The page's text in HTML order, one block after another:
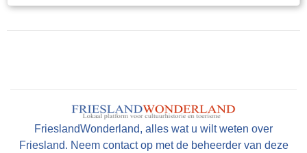
Walma State is één van de boerderijen op deze
dijk. Walma state is vanouds een adellijke state.
stinsgracht genoemd. Uit het Register van
aanbreng van 1511 blijkt dat Epa Ighaz “eijgen
geërffd” eigenaar is en Albert Hoytes pachtboer
FrieslandWonderland, alles wat u wilt weten over
Friesland. Neem contact op met de beheerder van deze